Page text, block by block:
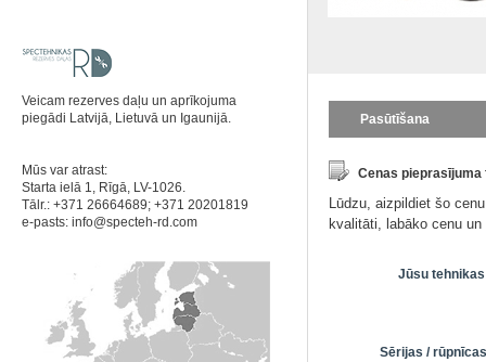
Veicam rezerves daļu un aprīkojuma
piegādi Latvijā, Lietuvā un Igaunijā.
Mūs var atrast:
Starta ielā 1, Rīgā, LV-1026.
Tālr.: +371 26664689; +371 20201819
e-pasts: info@specteh-rd.com
Pasūtīšana
Cenas pieprasījuma
Lūdzu, aizpildiet šo
kvalitāti, labāko cenu
Jūsu
Sērijas /